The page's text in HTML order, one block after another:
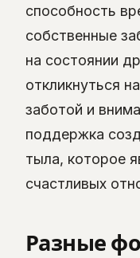
способность
собственные
на состоянии
откликнуться
заботой и
поддержка
тыла, которое
счастливых
Разные